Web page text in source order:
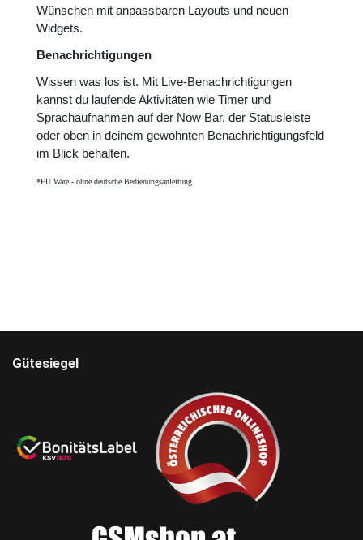
Wünschen mit anpassbaren Layouts und neuen
Widgets.
Benachrichtigungen
Wissen was los ist. Mit Live-Benachrichtigungen
kannst du laufende Aktivitäten wie Timer und
Sprachaufnahmen auf der Now Bar, der Statusleiste
oder oben in deinem gewohnten Benachrichtigungsfeld
im Blick behalten.
*EU Ware - ohne deutsche Bedienungsanleitung
Gütesiegel